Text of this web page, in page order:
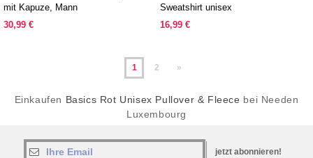
mit Kapuze, Mann
30,99 €
Sweatshirt unisex
16,99 €
1 2 »
Einkaufen Basics Rot Unisex Pullover & Fleece bei Needen
Luxembourg
jetzt abonnieren!